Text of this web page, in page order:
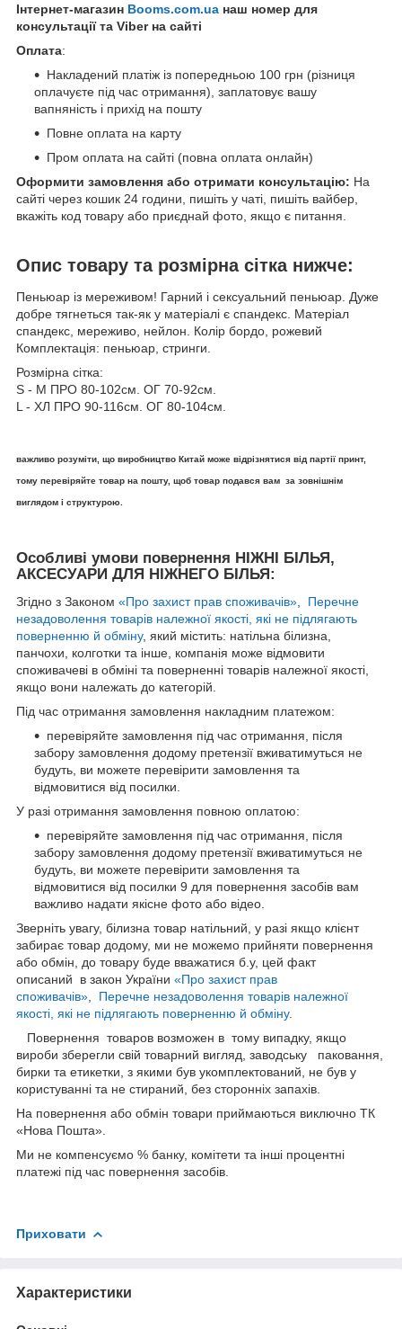
Інтернет-магазин Booms.com.ua наш номер для
консультації та Viber на сайті
Оплата:
Накладений платіж із попередньою 100 грн (різниця
оплачуєте під час отримання), заплатовує вашу
вапняність і прихід на пошту
Повне оплата на карту
Пром оплата на сайті (повна оплата онлайн)
Оформити замовлення або отримати консультацію: На
сайті через кошик 24 години, пишіть у чаті, пишіть вайбер,
вкажіть код товару або приєднай фото, якщо є питання.
Опис товару та розмірна сітка нижче:
Пеньюар із мереживом! Гарний і сексуальний пеньюар. Дуже
добре тягнеться так-як у матеріалі є спандекс. Матеріал
спандекс, мереживо, нейлон. Колір бордо, рожевий
Комплектація: пеньюар, стринги.
Розмірна сітка:
S - М ПРО 80-102см. ОГ 70-92см.
L - ХЛ ПРО 90-116см. ОГ 80-104см.
важливо розуміти, що виробництво Китай може відрізнятися від партії принт,
тому перевіряйте товар на пошту, щоб товар подався вам за зовнішнім
виглядом і структурою.
Особливі умови повернення НІЖНІ БІЛЬЯ,
АКСЕСУАРИ ДЛЯ НІЖНЕГО БІЛЬЯ:
Згідно з Законом «Про захист прав споживачів»
Перечне
незадоволення товарів належної якості, які не підлягають
поверненню й обміну, який містить: натільна білизна,
панчохи, колготки та інше, компанія може відмовити
споживачеві в обміні та поверненні товарів належної якості,
якщо вони належать до категорій.
Під час отримання замовлення накладним платежом:
перевіряйте замовлення під час отримання, після
забору замовлення додому претензії вживатимуться не
будуть, ви можете перевірити замовлення та
відмовитися від посилки.
У разі отримання замовлення повною оплатою:
перевіряйте замовлення під час отримання, після
забору замовлення додому претензії вживатимуться не
будуть, ви можете перевірити замовлення та
відмовитися від посилки 9 для повернення засобів вам
важливо надати якісне фото або відео.
Зверніть увагу, білизна товар натільний, у разі якщо клієнт
забирає товар додому, ми не можемо прийняти повернення
або обмін, до товару буде вважатися б.у, цей факт
описаний в закон України «Про захист прав
споживачів»
Перечне незадоволення товарів належної
якості, які не підлягають поверненню й обміну.
Повернення товаров возможен в тому випадку, якщо
вироби зберегли свій товарний вигляд, заводську паковання,
бирки та етикетки, з якими був укомплектований, не був у
користуванні та не стираний, без сторонніх запахів.
На повернення або обмін товари приймаються виключно ТК
«Нова Пошта».
Ми не компенсуємо % банку, комітети та інші процентні
платежі під час повернення засобів.
Приховати
Характеристики